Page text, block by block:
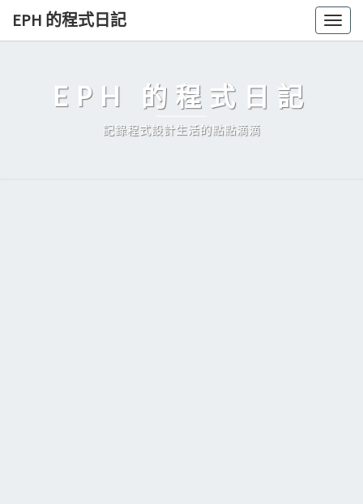
Skip
EPH 的程式日記
EPH 的程式日記
記錄程式設計生活的點點滴滴